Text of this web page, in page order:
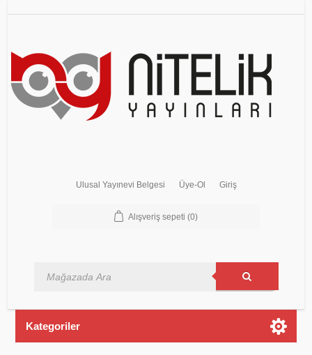
Ulusal Yayınevi Belgesi Üye-Ol Giriş
Alışveriş sepeti (0)
Kategoriler